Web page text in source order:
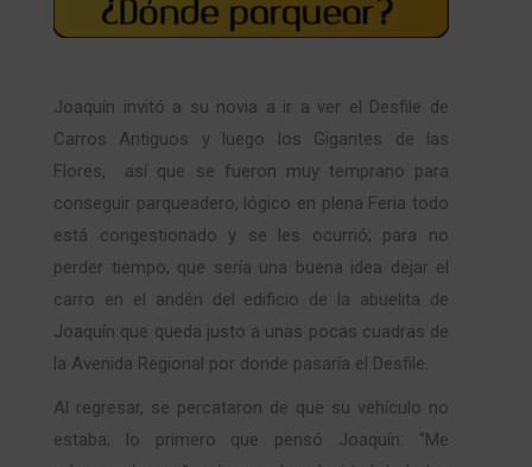
Joaquín invitó a su novia a ir a ver el Desfile de
Carros Antiguos y luego los Gigantes de las
Flores, así que se fueron muy temprano para
conseguir parqueadero, lógico en plena Feria todo
está congestionado y se les ocurrió; para no
perder tiempo, que sería una buena idea dejar el
carro en el andén del edificio de la abuelita de
Joaquín que queda justo a unas pocas cuadras de
la Avenida Regional por donde pasaría el Desfile.
Al regresar, se percataron de que su vehículo no
estaba; lo primero que pensó Joaquín: “Me